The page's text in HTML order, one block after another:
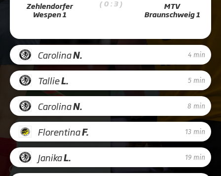
Zehlendorfer
Wespen 1
( 0 : 3 )
MTV
Braunschweig 1
CarolinaN. 4 min
TallieL. 5 min
CarolinaN. 8 min
FlorentinaF. 13 min
JanikaL. 19 min